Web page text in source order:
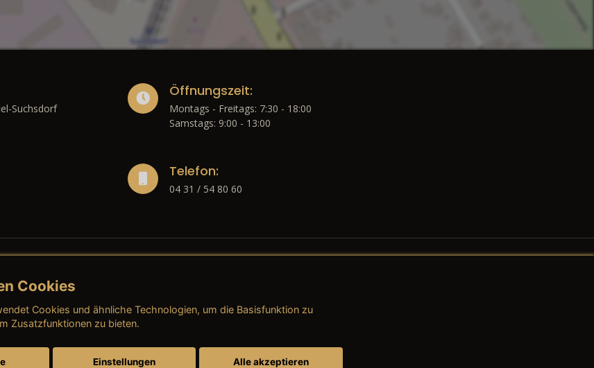
Suchsdorf
Öffnungszeit:
Montags - Freitags: 7:30 - 18:00
Samstags: 9:00 - 13:00
Telefon:
04 31 / 54 80 60
→ AGB (Neuwagen)
→ AGB (Teile & Zubehör)
Cookies
Cookies und ähnliche Technologien, um die Basisfunktion zu
Zusatzfunktionen zu bieten.
Einstellungen Alle akzeptieren